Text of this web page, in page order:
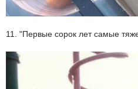
11. "Первые сорок лет самые